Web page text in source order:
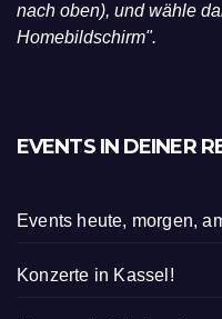
nach oben), und wähle
Homebildschirm".
EVENTS IN DEINER
Events heute, morgen,
Konzerte in Kassel!